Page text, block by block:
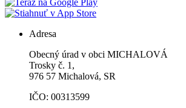
Adresa
Obecný úrad v obci MICHALOVÁ
Trosky č. 1,
976 57 Michalová, SR
IČO: 00313599